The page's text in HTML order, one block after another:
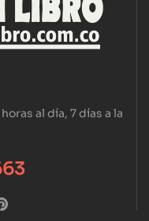
al día, 7 días a la